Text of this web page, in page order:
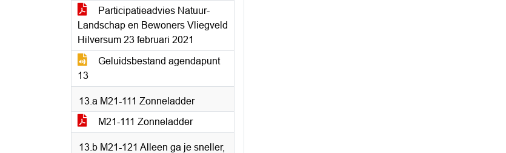
Participatieadvies Natuur-
Landschap en Bewoners Vliegveld
Hilversum 23 februari 2021
Geluidsbestand agendapunt
13
13.a M21-111 Zonneladder
M21-111 Zonneladder
13.b M21-121 Alleen ga je sneller,